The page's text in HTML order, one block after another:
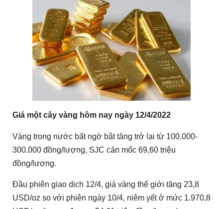
Giá một cây vàng hôm nay ngày 12/4/2022
Vàng trong nước bất ngờ bật tăng trở lại từ 100.000-
300.000 đồng/lượng, SJC cán mốc 69,60 triệu
đồng/lượng.
Đầu phiên giao dịch 12/4, giá vàng thế giới tăng 23,8
USD/oz so với phiên ngày 10/4, niêm yết ở mức 1.970,8